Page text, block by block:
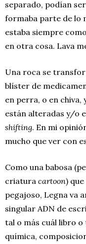
separado, podían
formaba parte de lo
estaba siempre
en otra cosa. Lava
Una roca se
blíster de
en perra, o en chiva,
están alteradas y/o
shifting. En mi
mucho que ver con
Como una babosa
criatura cartoon)
pegajoso, Legna va
singular ADN de
tal o más cuál libro
química,